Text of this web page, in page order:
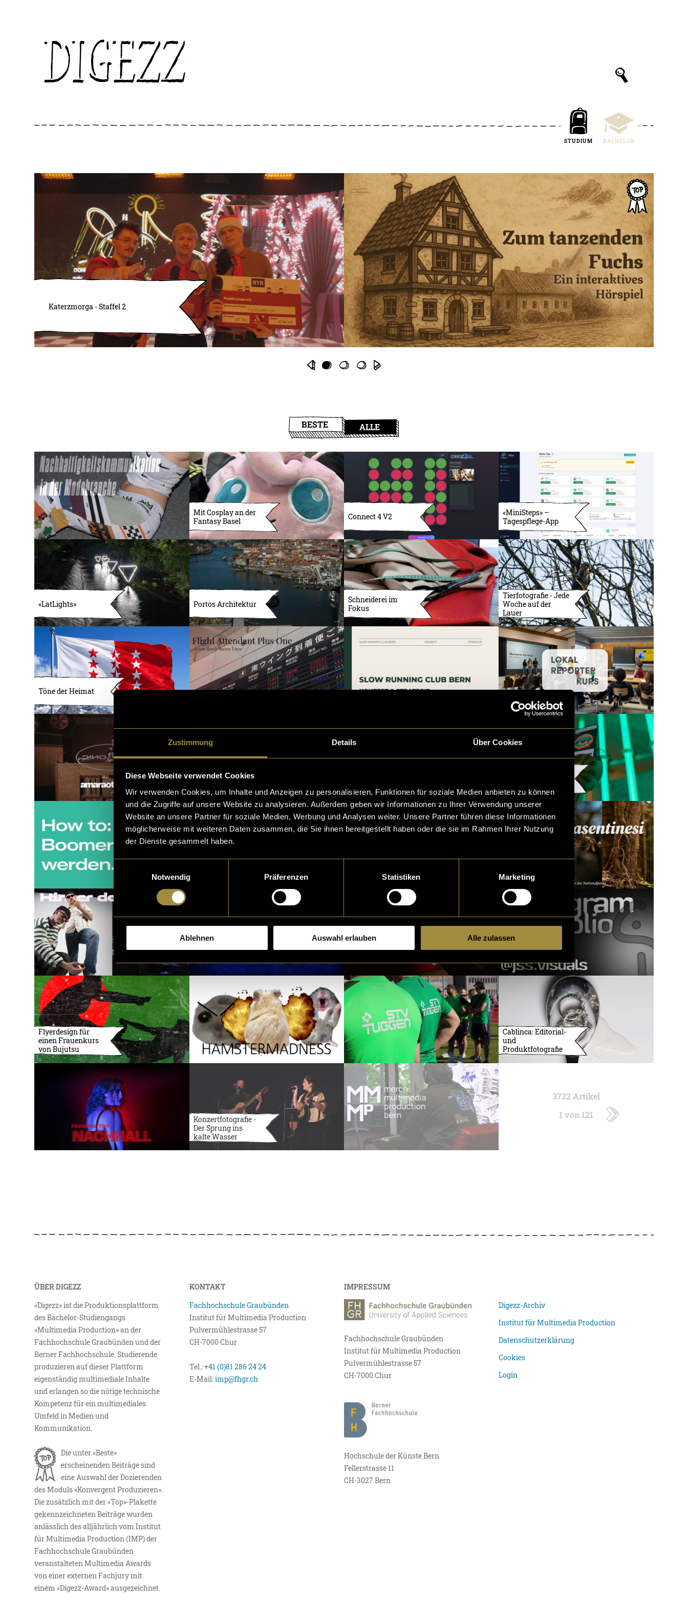
Zustimmung Details Über Cookies
Diese Webseite verwendet Cookies
Wir verwenden Cookies, um Inhalte und Anzeigen zu personalisieren, Funktionen für soziale Medien anbieten zu können
und die Zugriffe auf unsere Website zu analysieren. Außerdem geben wir Informationen zu Ihrer Verwendung unserer
Website an unsere Partner für soziale Medien, Werbung und Analysen weiter. Unsere Partner führen diese Informationen
möglicherweise mit weiteren Daten zusammen, die Sie ihnen bereitgestellt haben oder die sie im Rahmen Ihrer Nutzung
der Dienste gesammelt haben.
Notwendig
Präferenzen Statistiken Marketing
Ablehnen Auswahl erlauben Alle zulassen
STUDIUM BACHELOR
Katerzmorga - Staffel 2
BESTE ALLE
Mit Cosplay an der
Fantasy Basel
Connect 4 V2
«MiniSteps» –
Tagespflege-App
«LatLights» Portos Architektur
Schneiderei im
Fokus
Tierfotografie - Jede
Woche auf der
Lauer
Töne der Heimat
Flyerdesign für
einen Frauenkurs
von Bujutsu
Cablinca: Editorial-
und
Produktfotografie
Konzertfotografie -
Der Sprung ins
kalte Wasser
3732 Artikel
1 von 121
ÜBER DIGEZZ
«Digezz» ist die Produktionsplattform
des Bachelor-Studiengangs
«Multimedia Production» an der
Fachhochschule Graubünden und der
Berner Fachhochschule. Studierende
produzieren auf dieser Plattform
eigenständig multimediale Inhalte
und erlangen so die nötige technische
Kompetenz für ein multimediales
Umfeld in Medien und
Kommunikation.
Die unter «Beste»
erscheinenden Beiträge sind
eine Auswahl der Dozierenden
des Moduls «Konvergent Produzieren».
Die zusätzlich mit der «Top»-Plakette
gekennzeichneten Beiträge wurden
anlässlich des alljährlich vom Institut
für Multimedia Production (IMP) der
Fachhochschule Graubünden
veranstalteten Multimedia Awards
von einer externen Fachjury mit
einem «Digezz-Award» ausgezeichnet.
KONTAKT
Fachhochschule Graubünden
Institut für Multimedia Production
Pulvermühlestrasse 57
CH-7000 Chur
Tel.:+41 (0)81 286 24 24
E-Mail:imp@fhgr.ch
IMPRESSUM
Fachhochschule Graubünden
Institut für Multimedia Production
Pulvermühlestrasse 57
CH-7000 Chur
Hochschule der Künste Bern
Fellerstrasse 11
CH-3027 Bern
Digezz-Archiv
Institut für Multimedia Production
Datenschutzerklärung
Cookies
Login